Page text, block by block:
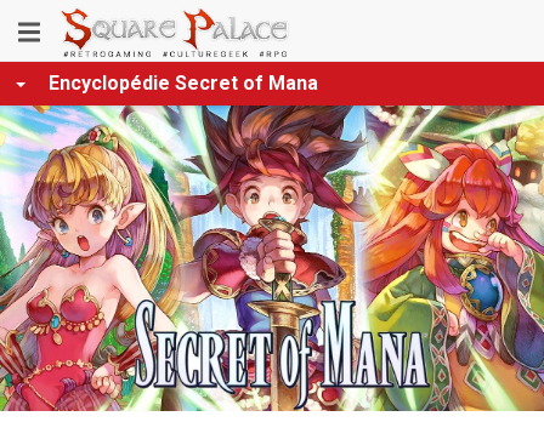
au
contenu
principal
Toggle
navigation
Encyclopédie Secret of Mana